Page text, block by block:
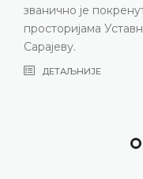
2026. године у
Босне и Херцеговине у